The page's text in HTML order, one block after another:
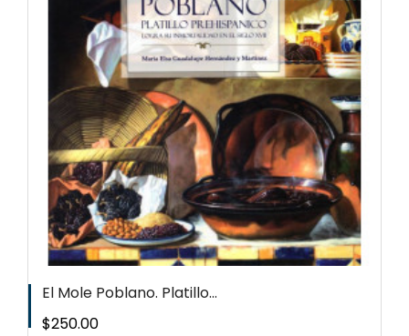
El Mole Poblano. Platillo...
Precio
$250.00